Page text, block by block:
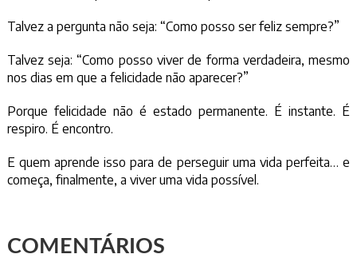
Talvez a pergunta não seja: “Como posso ser feliz sempre?”
Talvez seja: “Como posso viver de forma verdadeira, mesmo
nos dias em que a felicidade não aparecer?”
Porque felicidade não é estado permanente. É instante. É
respiro. É encontro.
E quem aprende isso para de perseguir uma vida perfeita… e
começa, finalmente, a viver uma vida possível.
COMENTÁRIOS